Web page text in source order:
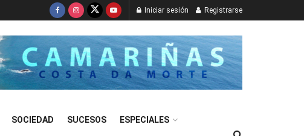
Iniciar sesión Registrarse
SOCIEDAD SUCESOS ESPECIALES